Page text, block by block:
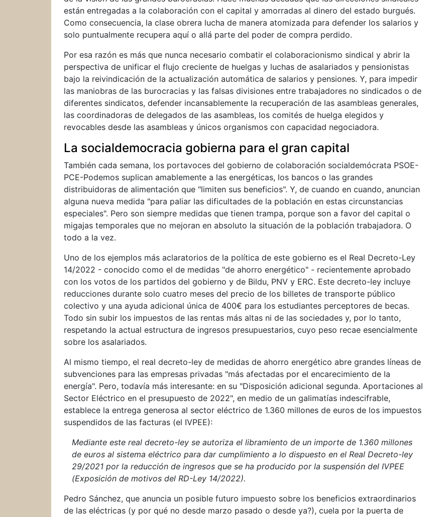
están entregadas a la colaboración con el capital y amorradas al dinero del estado burgués.
Como consecuencia, la clase obrera lucha de manera atomizada para defender los salarios y
solo puntualmente recupera aquí o allá parte del poder de compra perdido.
Por esa razón es más que nunca necesario combatir el colaboracionismo sindical y abrir la
perspectiva de unificar el flujo creciente de huelgas y luchas de asalariados y pensionistas
bajo la reivindicación de la actualización automática de salarios y pensiones. Y, para impedir
las maniobras de las burocracias y las falsas divisiones entre trabajadores no sindicados o de
diferentes sindicatos, defender incansablemente la recuperación de las asambleas generales,
las coordinadoras de delegados de las asambleas, los comités de huelga elegidos y
revocables desde las asambleas y únicos organismos con capacidad negociadora.
La socialdemocracia gobierna para el gran capital
También cada semana, los portavoces del gobierno de colaboración socialdemócrata PSOE-
PCE-Podemos suplican amablemente a las energéticas, los bancos o las grandes
distribuidoras de alimentación que "limiten sus beneficios". Y, de cuando en cuando, anuncian
alguna nueva medida "para paliar las dificultades de la población en estas circunstancias
especiales". Pero son siempre medidas que tienen trampa, porque son a favor del capital o
migajas temporales que no mejoran en absoluto la situación de la población trabajadora. O
todo a la vez.
Uno de los ejemplos más aclaratorios de la política de este gobierno es el Real Decreto-Ley
14/2022 - conocido como el de medidas "de ahorro energético" - recientemente aprobado
con los votos de los partidos del gobierno y de Bildu, PNV y ERC. Este decreto-ley incluye
reducciones durante solo cuatro meses del precio de los billetes de transporte público
colectivo y una ayuda adicional única de 400€ para los estudiantes perceptores de becas.
Todo sin subir los impuestos de las rentas más altas ni de las sociedades y, por lo tanto,
respetando la actual estructura de ingresos presupuestarios, cuyo peso recae esencialmente
sobre los asalariados.
Al mismo tiempo, el real decreto-ley de medidas de ahorro energético abre grandes líneas de
subvenciones para las empresas privadas "más afectadas por el encarecimiento de la
energía". Pero, todavía más interesante: en su "Disposición adicional segunda. Aportaciones al
Sector Eléctrico en el presupuesto de 2022", en medio de un galimatías indescifrable,
establece la entrega generosa al sector eléctrico de 1.360 millones de euros de los impuestos
suspendidos de las facturas (el IVPEE):
Mediante este real decreto-ley se autoriza el libramiento de un importe de 1.360 millones
de euros al sistema eléctrico para dar cumplimiento a lo dispuesto en el Real Decreto-ley
29/2021 por la reducción de ingresos que se ha producido por la suspensión del IVPEE
(Exposición de motivos del RD-Ley 14/2022).
Pedro Sánchez, que anuncia un posible futuro impuesto sobre los beneficios extraordinarios
de las eléctricas (y por qué no desde marzo pasado o desde ya?), cuela por la puerta de